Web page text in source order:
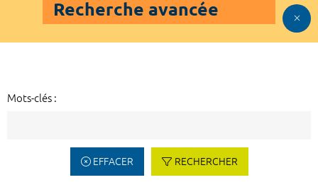
Recherche avancée
Mots-clés :
EFFACER RECHERCHER